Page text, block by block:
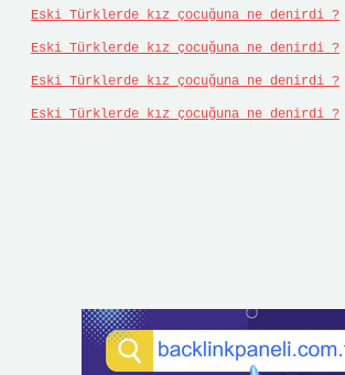
Eski Türklerde kız çocuğuna ne denirdi ?
Eski Türklerde kız çocuğuna ne denirdi ?
Eski Türklerde kız çocuğuna ne denirdi ?
Eski Türklerde kız çocuğuna ne denirdi ?